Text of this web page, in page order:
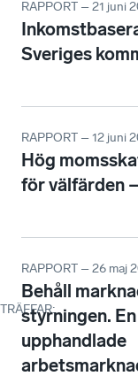
TRÄFFAR:
RAPPORT – 21 juni
Sveriges
RAPPORT – 12 juni
Hög
för välfärden
RAPPORT – 26 maj
Behåll
styrningen.
upphandlade